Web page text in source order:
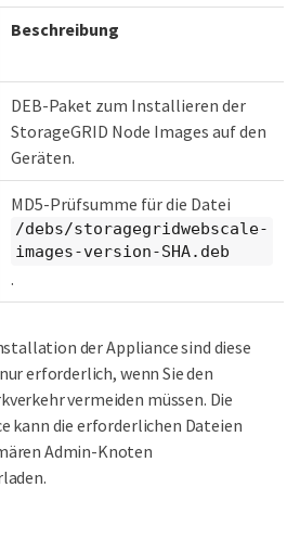
Beschreibung
DEB-Paket zum Installieren der
StorageGRID Node Images auf den
Geräten.
MD5-Prüfsumme für die Datei
/debs/storagegridwebscale-
images-version-SHA.deb
.
der Appliance sind diese
erforderlich, wenn Sie den
vermeiden müssen. Die
kann die erforderlichen Dateien
Admin-Knoten